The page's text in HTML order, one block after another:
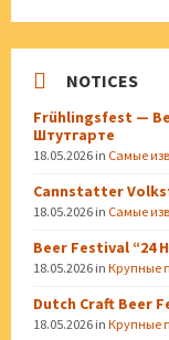
NOTICES
Frühlingsfest —
Штутгарте
18.05.2026 in Самые
Cannstatter
18.05.2026 in Самые
Beer Festival “24
18.05.2026 in Крупные
Dutch Craft Beer
18.05.2026 in Крупные